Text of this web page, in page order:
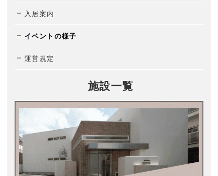
入居案内
イベントの様子
運営規定
施設一覧